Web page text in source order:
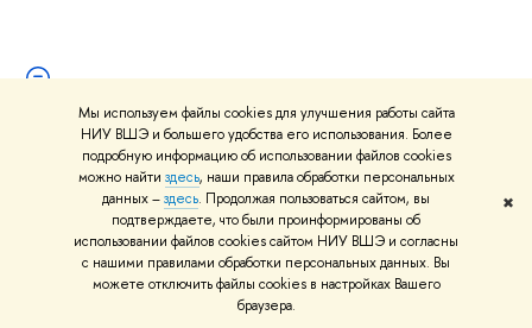
Мы используем файлы cookies для улучшения работы сайта
НИУ ВШЭ и большего удобства его использования. Более
подробную информацию об использовании файлов cookies
можно найти здесь, наши правила обработки персональных
данных –здесь. Продолжая пользоваться сайтом, вы
подтверждаете, что были проинформированы о
использовании файлов cookies сайтом НИУ ВШЭ и согласны
с нашими правилами обработки персональных данных. Вы
можете отключить файлы cookies в настройках Вашего
раузера.
✖
Нет. В магистратуру приглашаются выпускники
акалавриата и специалитета разных
направлений. Важнее мотивация, проектный или
профессиональный опыт и интерес
к инновационному бизнесу.